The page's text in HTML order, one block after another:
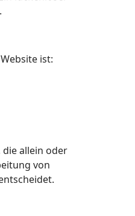
ist:
allein oder
von